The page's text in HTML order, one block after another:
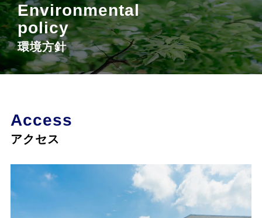
Environmental
policy
環境方針
Access
アクセス